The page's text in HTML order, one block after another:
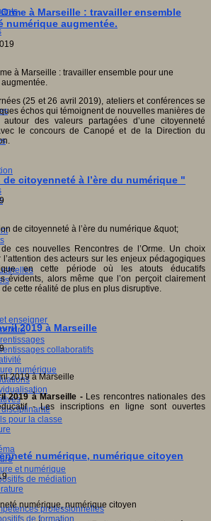
enseigner
collaboratifs
numérique
pour la classe
et numérique
de médiation
professionnelles
de formation
à Marseille : travailler ensemble
numérique augmentée.
(25 et 26 avril 2019), ateliers et conférences se
échos qui témoignent de nouvelles manières de
des valeurs partagées d’une citoyenneté
le concours de Canopé et de la Direction du
citoyenneté à l’ère du numérique "
ces nouvelles Rencontres de l’Orme. Un choix
des acteurs sur les enjeux pédagogiques
en cette période où les atouts éducatifs
évidents, alors même que l’on perçoit clairement
cette réalité de plus en plus disruptive.
2019 à Marseille
2019 à Marseille - Les rencontres nationales des
- Les inscriptions en ligne sont ouvertes
numérique, numérique citoyen